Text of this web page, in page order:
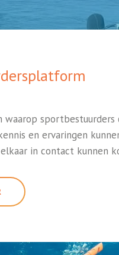
sportbestuurders
en ervaringen
in contact kunnen